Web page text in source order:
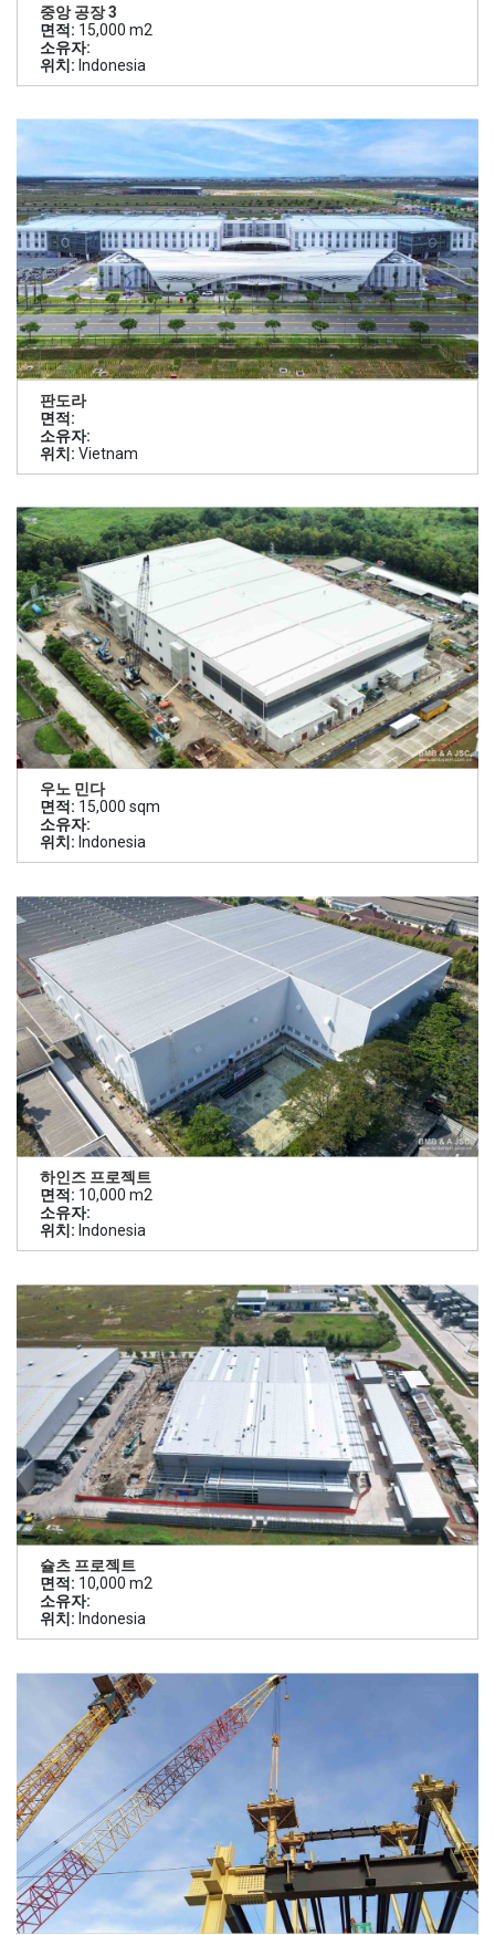
중앙 공장 3
면적: 15,000 m2
소유자:
위치: Indonesia
판도라
면적:
소유자:
위치: Vietnam
우노 민다
면적: 15,000 sqm
소유자:
위치: Indonesia
하인즈 프로젝트
면적: 10,000 m2
소유자:
위치: Indonesia
슐츠 프로젝트
면적: 10,000 m2
소유자:
위치: Indonesia